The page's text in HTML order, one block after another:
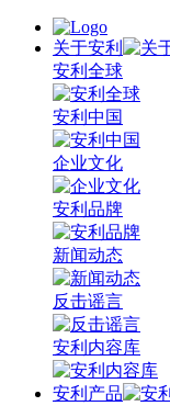
关于安利
安利全球
安利中国
企业文化
安利品牌
新闻动态
反击谣言
安利内容库
安利产品